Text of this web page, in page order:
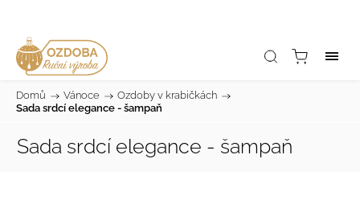
Domů / Vánoce / Ozdoby v krabičkách /
Sada srdcí elegance - šampaň
Sada srdcí elegance - šampaň